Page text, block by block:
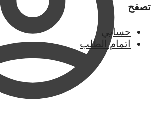
تصفح
حسابي
اتمام الطلب